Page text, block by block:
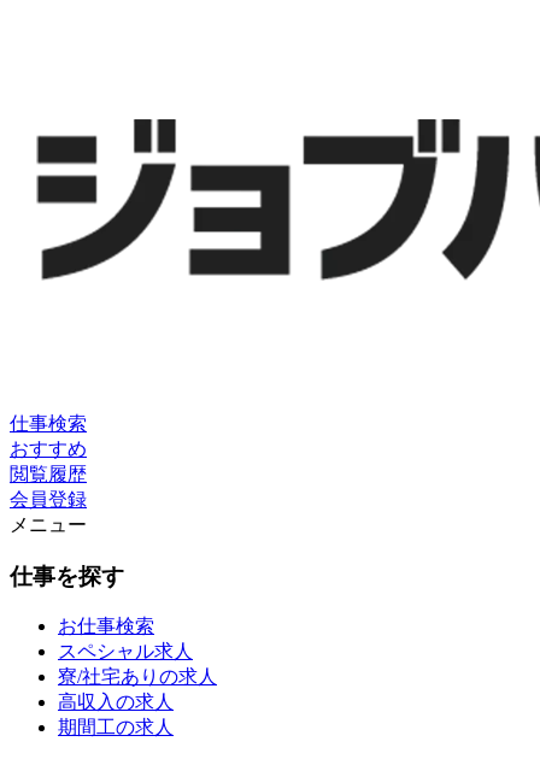
仕事検索
おすすめ
閲覧履歴
会員登録
メニュー
仕事を探す
お仕事検索
スペシャル求人
寮/社宅ありの求人
高収入の求人
期間工の求人